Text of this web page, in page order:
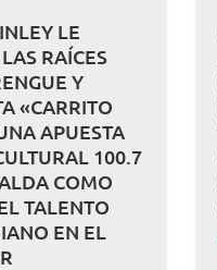
LE
RAÍCES
Y
«CARRITO
APUESTA
100.7
COMO
TALENTO
EN EL